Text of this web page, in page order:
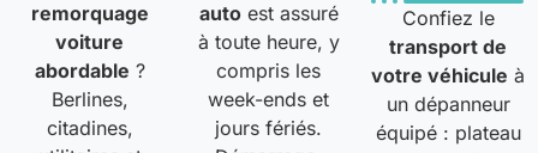
remorquage
voiture
abordable ?
Berlines,
citadines,
autoest assuré
à toute heure, y
compris les
week-ends et
jours fériés.
Confiez le
transport de
votre véhicule à
un dépanneur
équipé : plateau